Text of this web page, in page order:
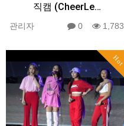
직캠 (CheerLe…
관리자 0 1,783
Hot